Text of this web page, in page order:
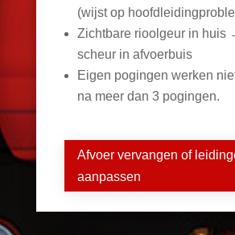
(wijst op
Zichtbare rioolgeur in huis
scheur in afvoerbuis
Eigen pogingen werken
na meer dan 3 pogingen.
Afvoer vervangen of
aanpassen